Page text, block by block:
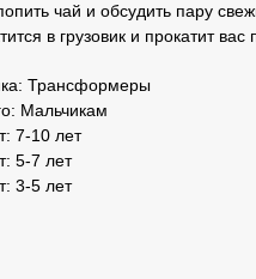
чай и обсудить пару
в грузовик и прокатит вас
Трансформеры
Мальчикам
7-10 лет
5-7 лет
3-5 лет